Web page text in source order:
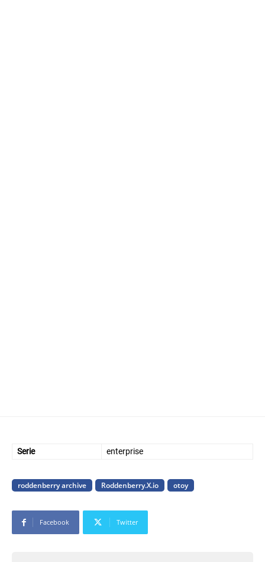
Serie enterprise
roddenberry archive Roddenberry.X.io otoy
Facebook Twitter